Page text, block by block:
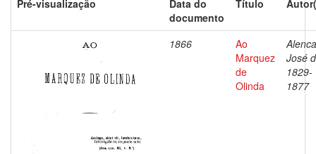
Pré-visualização
Data do
documento
Título
1866
Ao
Marquez
de
Olinda
José
1829-
1877